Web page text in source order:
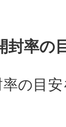
封率の
の目